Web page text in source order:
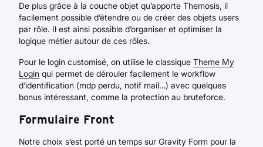
De plus grâce à la couche objet qu’apporte Themosis, il
facilement possible d’étendre ou de créer des objets users
par rôle. Il est ainsi possible d’organiser et optimiser la
logique métier autour de ces rôles.
Pour le login customisé, on utilise le classique Theme My
Login qui permet de dérouler facilement le workflow
d’identification (mdp perdu, notif mail…) avec quelques
bonus intéressant, comme la protection au bruteforce.
Formulaire Front
Notre choix s’est porté un temps sur Gravity Form pour la